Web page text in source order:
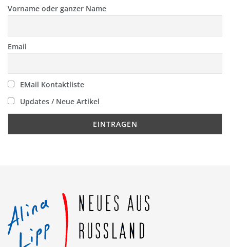
Vorname oder ganzer Name
Email
EMail Kontaktliste
Updates / Neue Artikel